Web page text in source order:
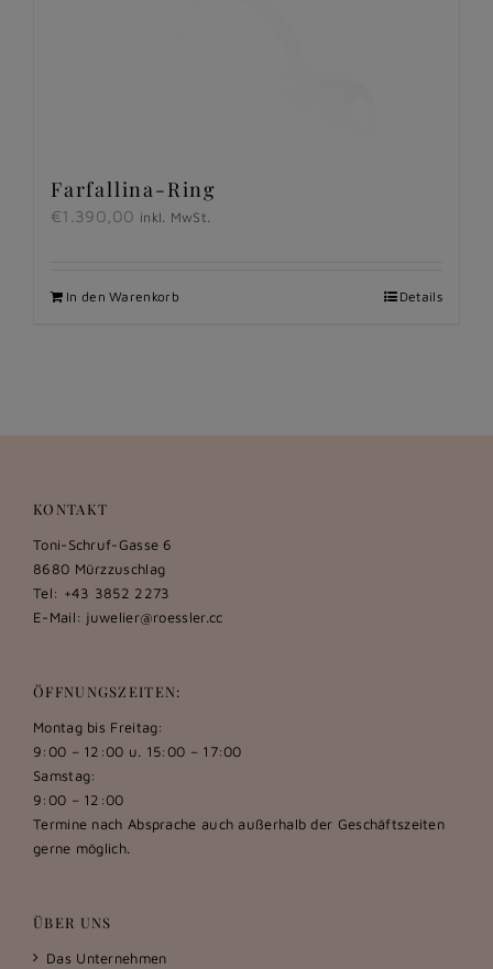
Farfallina-Ring
€1.390,00 inkl. MwSt.
In den Warenkorb Details
KONTAKT
Toni-Schruf-Gasse 6
8680 Mürzzuschlag
Tel: +43 3852 2273
E-Mail: juwelier@roessler.cc
ÖFFNUNGSZEITEN:
Montag bis Freitag:
9:00 – 12:00 u. 15:00 – 17:00
Samstag:
9:00 – 12:00
Termine nach Absprache auch außerhalb der Geschäftszeiten
gerne möglich.
ÜBER UNS
Das Unternehmen